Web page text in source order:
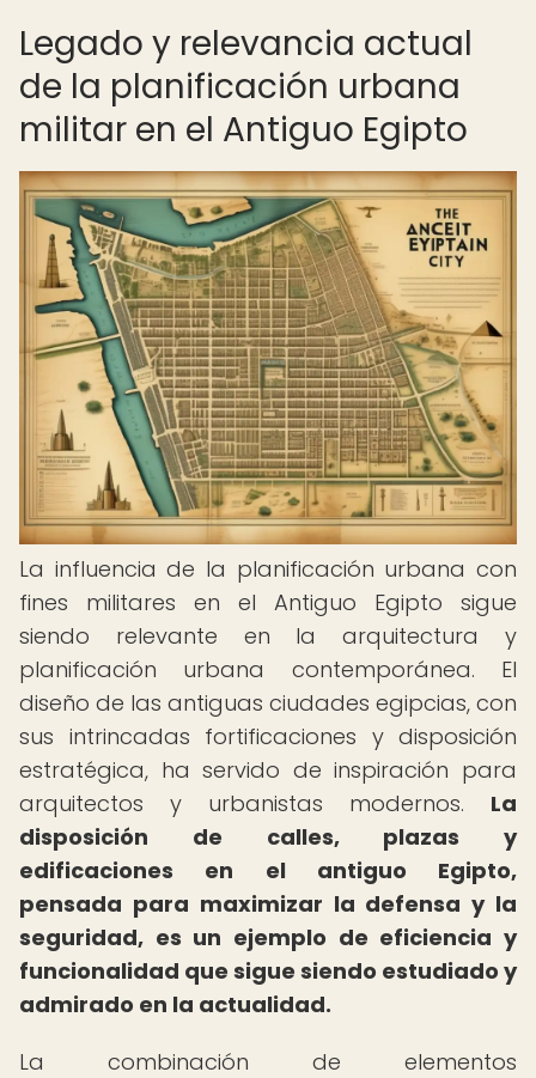
Legado y relevancia actual
de la planificación urbana
militar en el Antiguo Egipto
La influencia de la planificación urbana con
fines militares en el Antiguo Egipto sigue
siendo relevante en la arquitectura y
planificación urbana contemporánea. El
diseño de las antiguas ciudades egipcias, con
sus intrincadas fortificaciones y disposición
estratégica, ha servido de inspiración para
arquitectos y urbanistas modernos. La
disposición de calles, plazas y
edificaciones en el antiguo Egipto,
pensada para maximizar la defensa y la
seguridad, es un ejemplo de eficiencia y
funcionalidad que sigue siendo estudiado y
admirado en la actualidad.
La combinación de elementos